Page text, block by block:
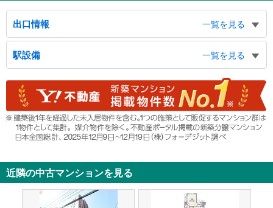
出口情報
一覧を見る
東口（北）
タクシーのりば,バスのりば,三井住友銀行,綾瀬小学校,東綾瀬区民事務所,東京武
道館,東綾瀬公園,東綾瀬中学校,綾瀬３丁目,東綾瀬１丁目
東口（南）
足立年金事務所,綾瀬２丁目
西口（北）
タクシーのりば,バスのりば,綾瀬児童館,弘道小学校,五兵衛新橋,綾瀬川,綾瀬４丁
目,西綾瀬４丁目
みずほ銀行,勤労福祉会館,伊藤谷橋,綾瀬１丁目
駅設備
一覧を見る
※段差なしでの移動経路
（○：有り △：要駅員設備 ×：無し）
【ＪＲ東日本】【東京メトロ】
（※上記２社の駅は共同）
地上⇔改札⇔ホーム：○
・各ホーム⇔東改札
エスカレータ
・各ホーム⇔各改札
近隣の中古マンションを見る